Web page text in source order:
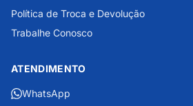
Política de Troca e Devolução
Trabalhe Conosco
ATENDIMENTO
WhatsApp